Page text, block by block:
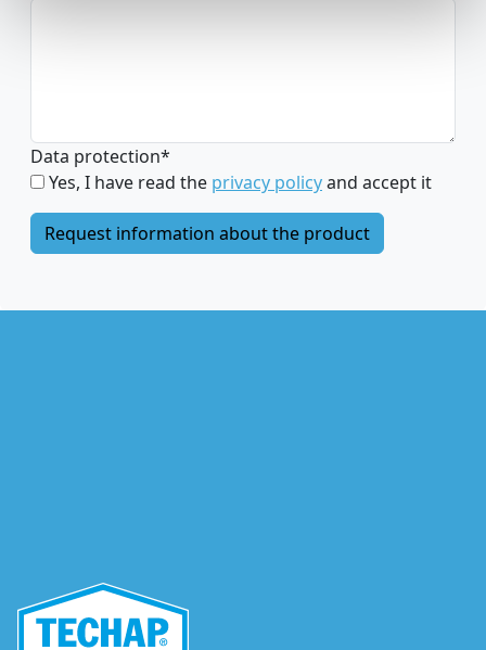
Data protection*
Yes, I have read the privacy policyand accept it